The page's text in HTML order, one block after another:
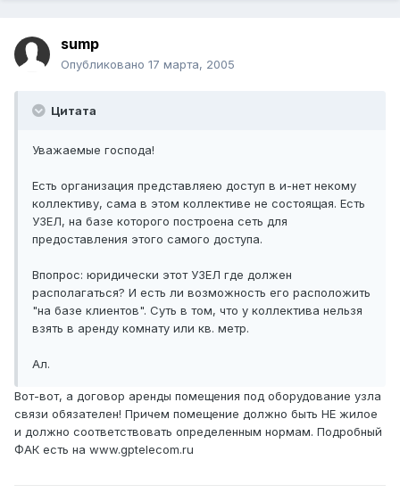
sump
Опубликовано 17 марта, 2005
Цитата
Уважаемые господа!
Есть организация представляею доступ в и-нет некому
коллективу, сама в этом коллективе не состоящая. Есть
УЗЕЛ, на базе которого построена сеть для
предоставления этого самого доступа.
Впопрос: юридически этот УЗЕЛ где должен
располагаться? И есть ли возможность его расположить
"на базе клиентов". Суть в том, что у коллектива нельзя
взять в аренду комнату или кв. метр.
Ал.
Вот-вот, а договор аренды помещения под оборудование узла
связи обязателен! Причем помещение должно быть НЕ жилое
и должно соответствовать определенным нормам. Подробный
ФАК есть на www.gptelecom.ru